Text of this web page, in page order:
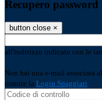
Recupero password
button close ×
all'indirizzo indicato con le
Non hai una e-mail associata
tramite la Login Spaggiari